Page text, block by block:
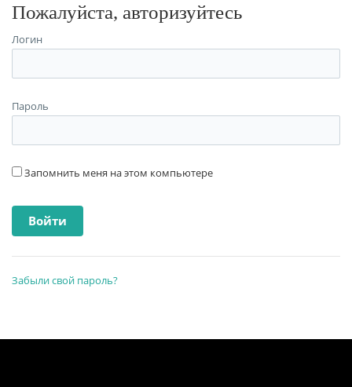
Пожалуйста, авторизуйтесь
Логин
Пароль
Запомнить меня на этом компьютере
Забыли свой пароль?